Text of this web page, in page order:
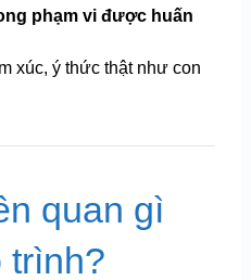
phạm vi được huấn
xúc, ý thức thật như con
quan gì
trình?